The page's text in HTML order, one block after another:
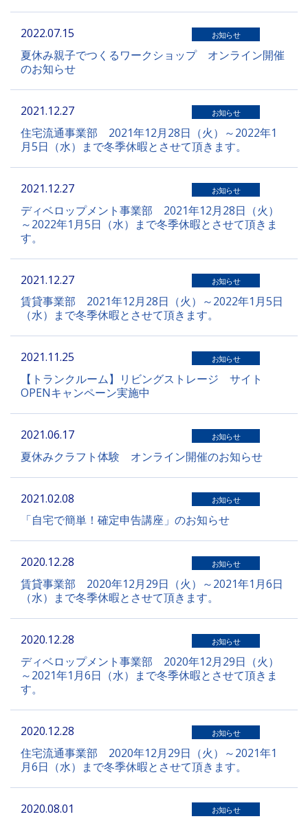
2022.07.15 お知らせ
夏休み親子でつくるワークショップ オンライン開催
のお知らせ
2021.12.27 お知らせ
住宅流通事業部 2021年12月28日（火）～2022年1
月5日（水）まで冬季休暇とさせて頂きます。
2021.12.27 お知らせ
ディベロップメント事業部 2021年12月28日（火）
～2022年1月5日（水）まで冬季休暇とさせて頂きま
す。
2021.12.27 お知らせ
賃貸事業部 2021年12月28日（火）～2022年1月5日
（水）まで冬季休暇とさせて頂きます。
2021.11.25 お知らせ
【トランクルーム】リビングストレージ サイト
OPENキャンペーン実施中
2021.06.17 お知らせ
夏休みクラフト体験 オンライン開催のお知らせ
2021.02.08 お知らせ
「自宅で簡単！確定申告講座」のお知らせ
2020.12.28 お知らせ
賃貸事業部 2020年12月29日（火）～2021年1月6日
（水）まで冬季休暇とさせて頂きます。
2020.12.28 お知らせ
ディベロップメント事業部 2020年12月29日（火）
～2021年1月6日（水）まで冬季休暇とさせて頂きま
す。
2020.12.28 お知らせ
住宅流通事業部 2020年12月29日（火）～2021年1
月6日（水）まで冬季休暇とさせて頂きます。
2020.08.01 お知らせ